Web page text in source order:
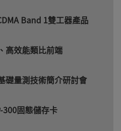
Band 1雙工器產品
高效能類比前端
礎量測技術簡介研討會
300固態儲存卡